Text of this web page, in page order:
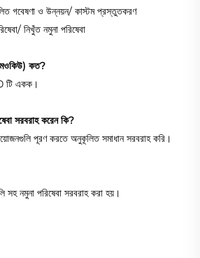
গবেষণা ও উন্নয়ন/ কাস্টম প্রস্তুতকরণ
নিখুঁত নমুনা পরিষেবা
কত?
টি একক।
সরবরাহ করেন কি?
পূরণ করতে অনুকূলিত সমাধান সরবরাহ করি।
সহ নমুনা পরিষেবা সরবরাহ করা হয়।